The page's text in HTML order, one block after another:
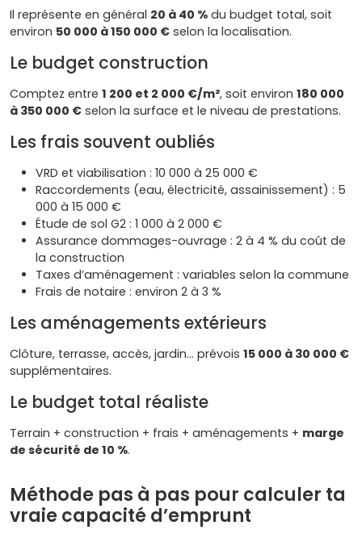
Il représente en général 20 à 40 % du budget total, soit
environ 50 000 à 150 000 € selon la localisation.
Le budget construction
Comptez entre 1 200 et 2 000 €/m², soit environ 180 000
à 350 000 € selon la surface et le niveau de prestations.
Les frais souvent oubliés
VRD et viabilisation : 10 000 à 25 000 €
Raccordements (eau, électricité, assainissement) : 5
000 à 15 000 €
Étude de sol G2 : 1 000 à 2 000 €
Assurance dommages-ouvrage : 2 à 4 % du coût de
la construction
Taxes d’aménagement : variables selon la commune
Frais de notaire : environ 2 à 3 %
Les aménagements extérieurs
Clôture, terrasse, accès, jardin… prévois 15 000 à 30 000 €
supplémentaires.
Le budget total réaliste
Terrain + construction + frais + aménagements + marge
de sécurité de 10 %.
Méthode pas à pas pour calculer ta
vraie capacité d’emprunt